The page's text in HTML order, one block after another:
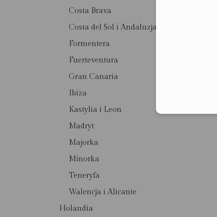
Costa Brava
Costa del Sol i Andaluzja
Formentera
Fuerteventura
Gran Canaria
Ibiza
Kastylia i Leon
Madryt
Majorka
Minorka
Teneryfa
Walencja i Alicante
Holandia